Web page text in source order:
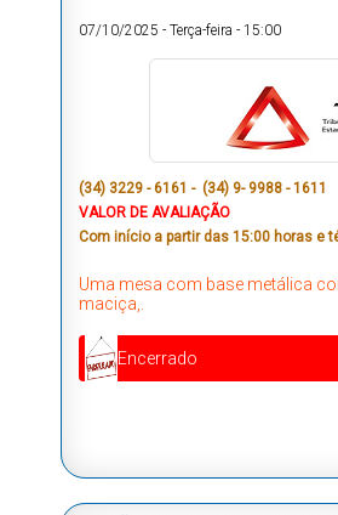
07/10/2025 - Terça-feira - 15:00
(34) 3229 - 6161 - (34) 9- 9988 - 1611
VALOR DE AVALIAÇÃO
Com início a partir das 15:00 horas e
Uma mesa com base metálica
maciça,.
Encerrado